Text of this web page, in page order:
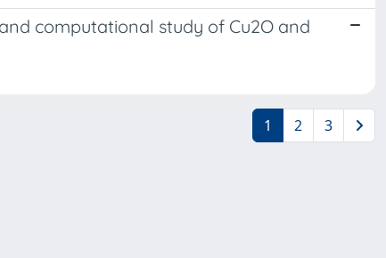
computational study of Cu2O and
1 2 3